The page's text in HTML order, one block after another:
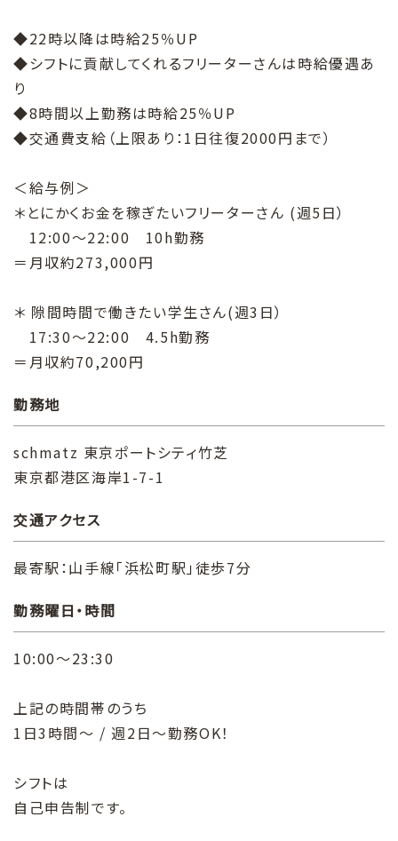
◆22時以降は時給25％UP
◆シフトに貢献してくれるフリーターさんは時給優遇あ
り
◆8時間以上勤務は時給25％UP
◆交通費支給（上限あり：1日往復2000円まで）
＜給与例＞
＊とにかくお金を稼ぎたいフリーターさん (週5日）
12:00～22:00 10h勤務
＝月収約273,000円
＊ 隙間時間で働きたい学生さん(週3日）
17:30～22:00 4.5h勤務
＝月収約70,200円
勤務地
schmatz 東京ポートシティ竹芝
東京都港区海岸1-7-1
交通アクセス
最寄駅：山手線「浜松町駅」徒歩7分
勤務曜日・時間
10:00～23:30
上記の時間帯のうち
1日3時間～ / 週2日～勤務OK！
シフトは
自己申告制です。